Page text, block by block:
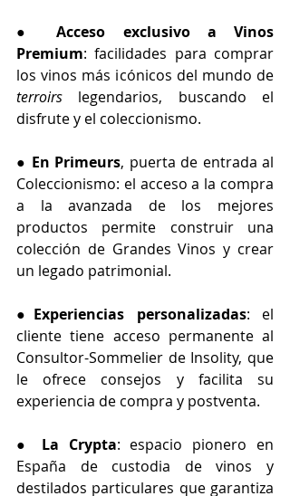
● Acceso exclusivo a Vinos
Premium: facilidades para comprar
terroirs legendarios, buscando el
disfrute y el coleccionismo.
● En Primeurs, puerta de entrada al
Coleccionismo: el acceso a la compra
a la avanzada de los mejores
productos permite construir una
colección de Grandes Vinos y crear
un legado patrimonial.
● Experiencias personalizadas: el
cliente tiene acceso permanente al
Consultor-Sommelier de Insolity, que
le ofrece consejos y facilita su
experiencia de compra y postventa.
● La Crypta: espacio pionero en
España de custodia de vinos y
destilados particulares que garantiza